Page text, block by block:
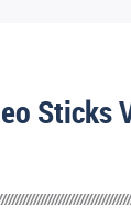
Sticks